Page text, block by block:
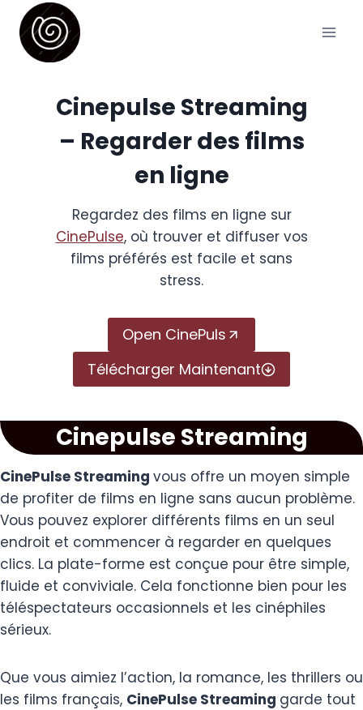
Skip
content
Cinepulse Streaming
– Regarder des films
en ligne
Regardez des films en ligne sur
CinePulse, où trouver et diffuser vos
films préférés est facile et sans
stress.
Open CinePuls
Télécharger Maintenant
Cinepulse Streaming
CinePulse Streaming vous offre un moyen simple
de profiter de films en ligne sans aucun problème.
Vous pouvez explorer différents films en un seul
endroit et commencer à regarder en quelques
clics. La plate-forme est conçue pour être simple,
fluide et conviviale. Cela fonctionne bien pour les
téléspectateurs occasionnels et les cinéphiles
sérieux.
Que vous aimiez l’action, la romance, les thrillers ou
les films français, CinePulse Streaming garde tout